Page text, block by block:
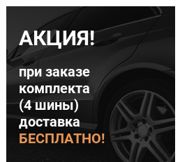
АКЦИЯ!
при заказе
комплекта
(4 шины)
доставка
БЕСПЛАТНО!